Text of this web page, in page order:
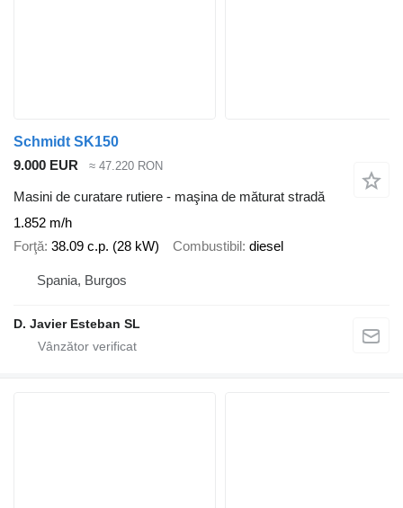
Schmidt SK150
9.000 EUR
≈ 47.220 RON
Masini de curatare rutiere - maşina de măturat stradă
1.852 m/h
Forţă 38.09 c.p. (28 kW) Combustibil diesel
Spania, Burgos
D. Javier Esteban SL